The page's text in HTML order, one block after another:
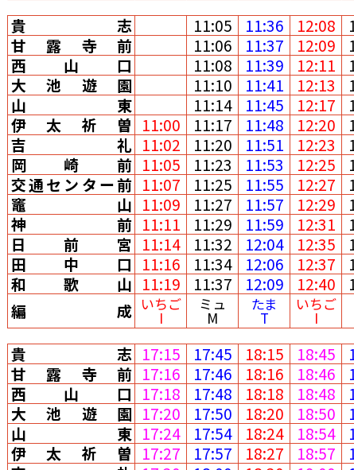
貴志
11:05 11:36 12:08
甘露寺前
11:06 11:37 12:09
西山口
11:08 11:39 12:11
大池遊園
11:10 11:41 12:13
山東
11:14 11:45 12:17
伊太祈曽 11:00 11:17 11:48 12:20
吉礼 11:02 11:20 11:51 12:23
岡崎前 11:05 11:23 11:53 12:25
交通センター前 11:07 11:25 11:55 12:27
竈山 11:09 11:27 11:57 12:29
神前 11:11 11:29 11:59 12:31
日前宮 11:14 11:32 12:04 12:35
田中口 11:16 11:34 12:06 12:37
和歌山 11:19 11:37 12:09 12:40
編成 いちご
I
ミュ
M
たま
T
いちご
I
貴志 17:15 17:45 18:15 18:45
甘露寺前 17:16 17:46 18:16 18:46
西山口 17:18 17:48 18:18 18:48
大池遊園 17:20 17:50 18:20 18:50
山東 17:24 17:54 18:24 18:54
伊太祈曽 17:27 17:57 18:27 18:57